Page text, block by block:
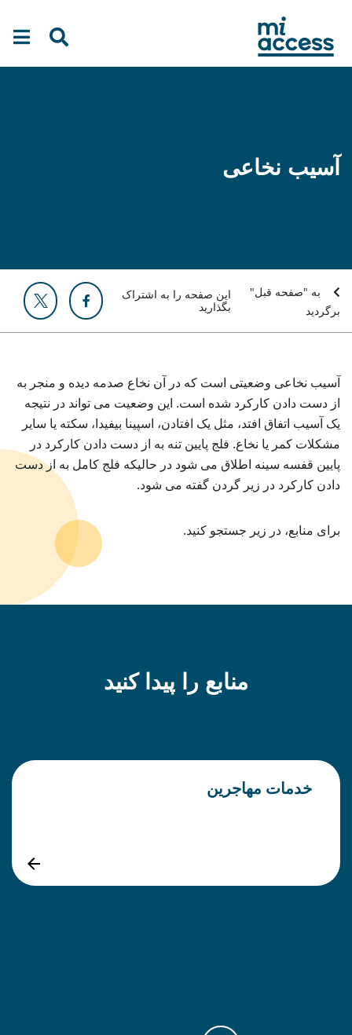
main
content
آسیب نخاعی
این صفحه را به اشتراک
بگذارید
به "صفحه قبل"
برگردید
آسیب نخاعی وضعیتی است که در آن نخاع صدمه دیده و منجر به
از دست دادن کارکرد شده است. این وضعیت می تواند در نتیجه
یک آسیب اتفاق افتد، مثل یک افتادن، اسپینا بیفیدا، سکته یا سایر
مشکلات کمر یا نخاع. فلج پایین تنه به از دست دادن کارکرد در
پایین قفسه سینه اطلاق می شود در حالیکه فلج کامل به از دست
دادن کارکرد در زیر گردن گفته می شود.
برای منابع، در زیر جستجو کنید.
منابع را پیدا کنید
خدمات مهاجرین